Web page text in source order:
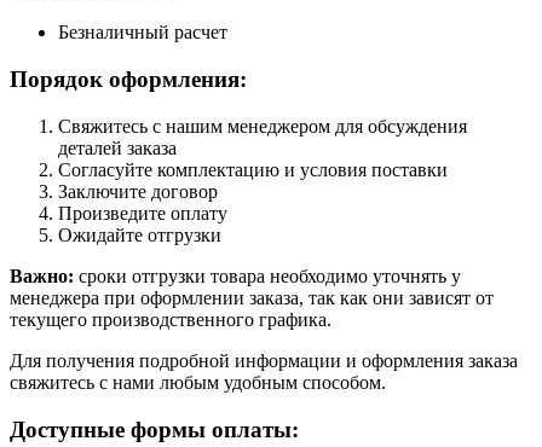
Безналичный расчет
Порядок оформления:
Свяжитесь с нашим менеджером для обсуждения
деталей заказа
Согласуйте комплектацию и условия поставки
Заключите договор
Произведите оплату
Ожидайте отгрузки
Важно: сроки отгрузки товара необходимо уточнять у
менеджера при оформлении заказа, так как они зависят от
текущего производственного графика.
Для получения подробной информации и оформления заказа
свяжитесь с нами любым удобным способом.
Доступные формы оплаты: